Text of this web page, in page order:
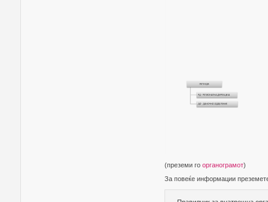
(преземи го органограмот)
За повеќе информации